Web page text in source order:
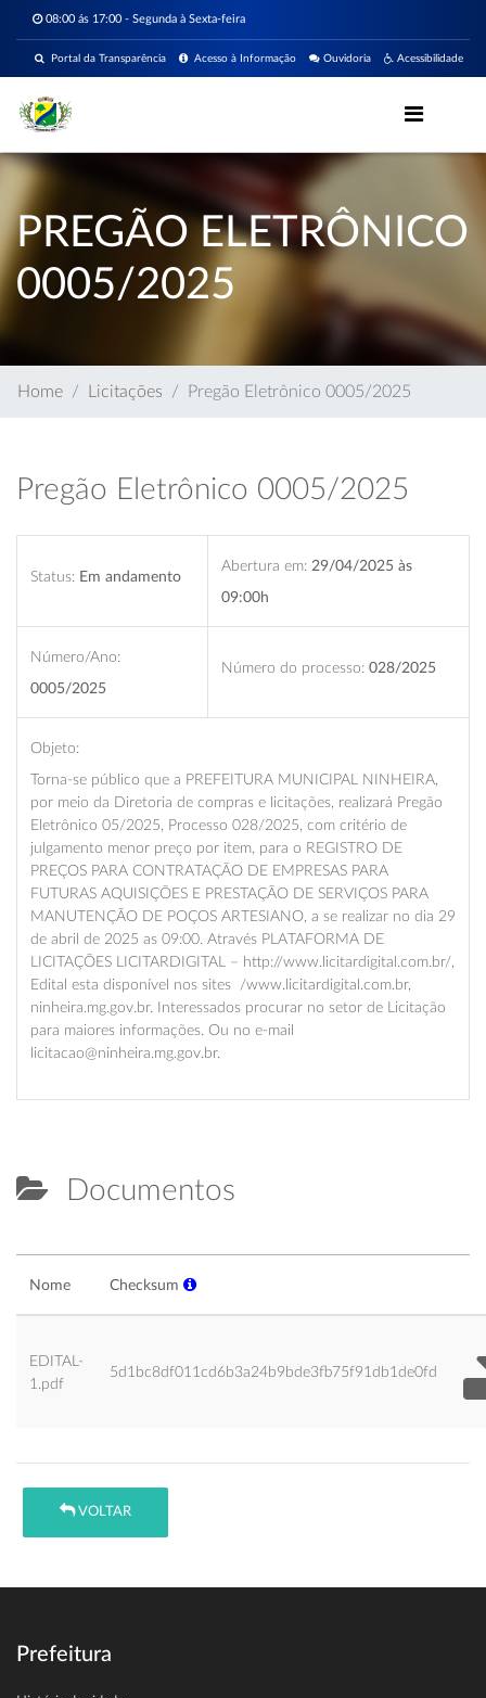
08:00 ás 17:00 - Segunda à Sexta-feira
Acessibilidade
Ouvidoria
Acesso à Informação
Portal da Transparência
PREGÃO ELETRÔNICO
0005/2025
Home Licitações Pregão Eletrônico 0005/2025
Pregão Eletrônico 0005/2025
Status: Em andamento
Abertura em: 29/04/2025 às
09:00h
Número/Ano:
0005/2025
Número do processo: 028/2025
Objeto:
Torna-se público que a PREFEITURA MUNICIPAL NINHEIRA,
por meio da Diretoria de compras e licitações, realizará Pregão
Eletrônico 05/2025, Processo 028/2025, com critério de
julgamento menor preço por item, para o REGISTRO DE
PREÇOS PARA CONTRATAÇÃO DE EMPRESAS PARA
FUTURAS AQUISIÇÕES E PRESTAÇÃO DE SERVIÇOS PARA
MANUTENÇÃO DE POÇOS ARTESIANO, a se realizar no dia 29
de abril de 2025 as 09:00. Através PLATAFORMA DE
LICITAÇÕES LICITARDIGITAL – http://www.licitardigital.com.br/,
Edital esta disponível nos sites /www.licitardigital.com.br,
ninheira.mg.gov.br. Interessados procurar no setor de Licitação
para maiores informações. Ou no e-mail
licitacao@ninheira.mg.gov.br.
Documentos
Nome Checksum
EDITAL-
1.pdf
5d1bc8df011cd6b3a24b9bde3fb75f91db1de0fd
VOLTAR
Prefeitura